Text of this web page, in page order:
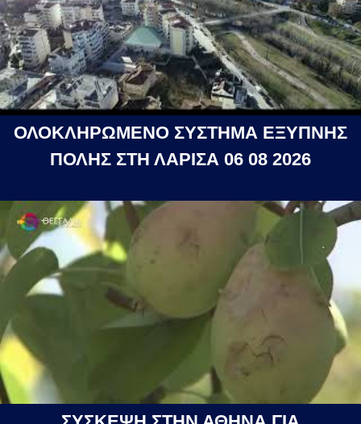
ΟΛΟΚΛΗΡΩΜΕΝΟ ΣΥΣΤΗΜΑ ΕΞΥΠΝΗΣ
ΠΟΛΗΣ ΣΤΗ ΛΑΡΙΣΑ 06 08 2026